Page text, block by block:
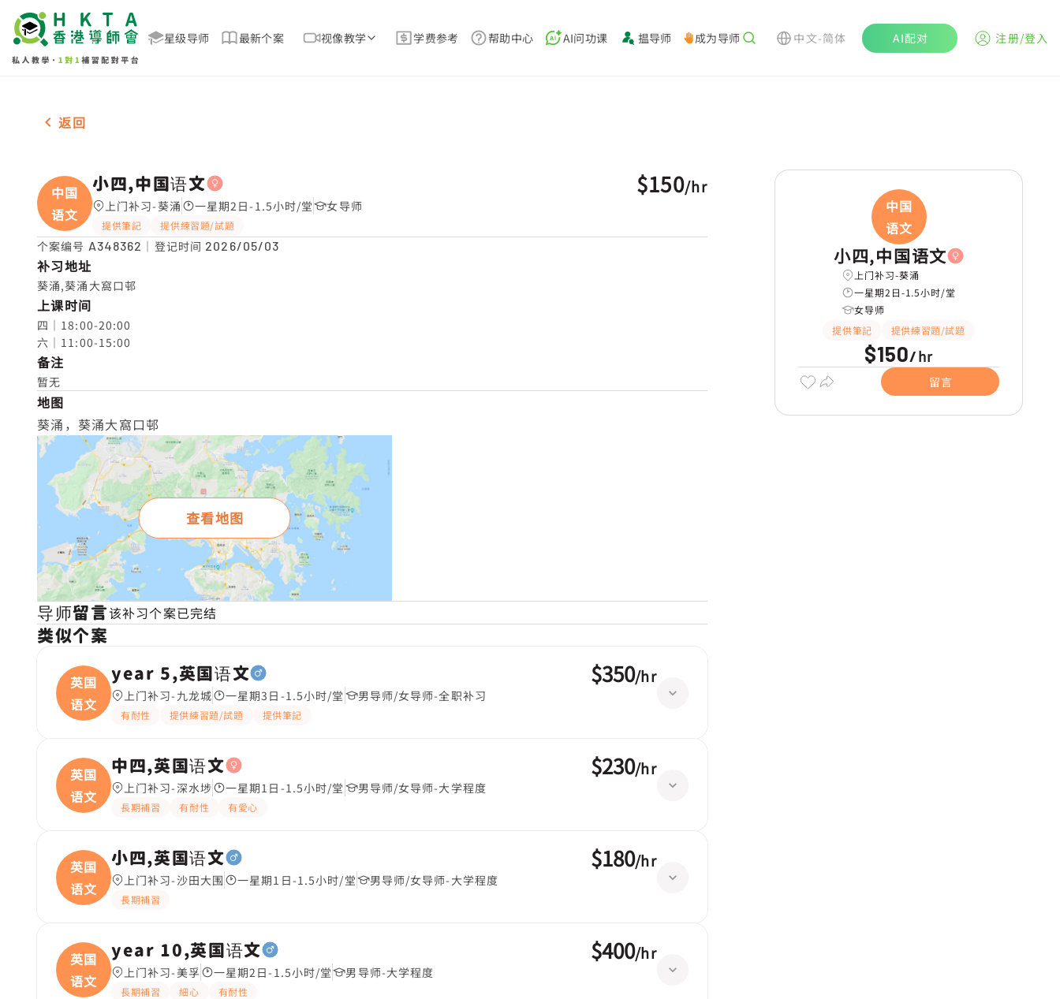
星级导师 最新个案 视像教学 学费参考 帮助中心 AI问功课 揾导师 成为导师 中文-简体 AI配对 注册/登入
女-1名 小四,中国语文，葵涌 补习推介
返回
中国
语文
小四,中国语文
上门补习-葵涌 一星期2日-1.5小时/堂 女导师
提供筆記 提供練習題/試題
$150/hr
个案编号 A348362 ｜登记时间 2026/05/03
补习地址
葵涌,葵涌大窩口邨
上课时间
四｜18:00-20:00
六｜11:00-15:00
备注
暂无
地图
葵涌，葵涌大窩口邨
查看地图
导师留言该补习个案已完结
类似个案
英国
语文
year 5,英国语文
上门补习-九龙城 一星期3日-1.5小时/堂 男导师/女导师-全职补习
有耐性 提供練習題/試題 提供筆記
$350/hr
英国
语文
中四,英国语文
上门补习-深水埗 一星期1日-1.5小时/堂 男导师/女导师-大学程度
長期補習 有耐性 有愛心
$230/hr
英国
语文
小四,英国语文
上门补习-沙田大围 一星期1日-1.5小时/堂 男导师/女导师-大学程度
長期補習
$180/hr
英国
语文
year 10,英国语文
上门补习-美孚 一星期2日-1.5小时/堂 男导师-大学程度
長期補習 細心 有耐性
$400/hr
中国
语文
小四,中国语文
上门补习-葵涌
一星期2日-1.5小时/堂
女导师
提供筆記
提供練習題/試題
$150/hr
留言